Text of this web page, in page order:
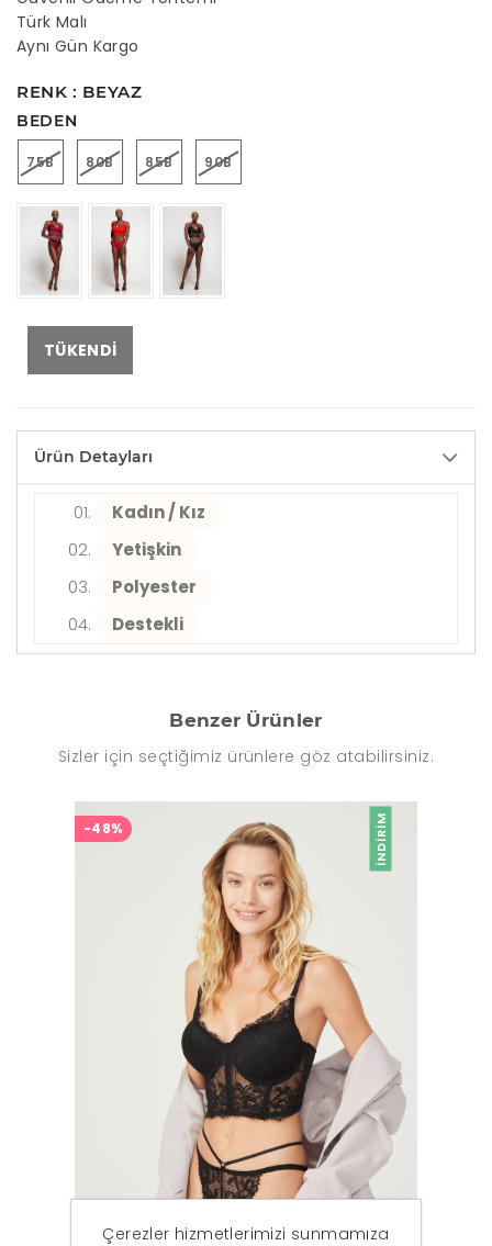
Türk Malı
Aynı Gün Kargo
RENK : BEYAZ
BEDEN
75B 80B 85B 90B
TÜKENDI
Ürün Detayları
Kadın / Kız
Yetişkin
Polyester
Destekli
Benzer Ürünler
Sizler için seçtiğimiz ürünlere göz atabilirsiniz.
İNDIRIM
-48%
Çerezler hizmetlerimizi sunmamıza